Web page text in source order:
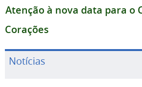
Atenção à nova data para o
Corações
Notícias